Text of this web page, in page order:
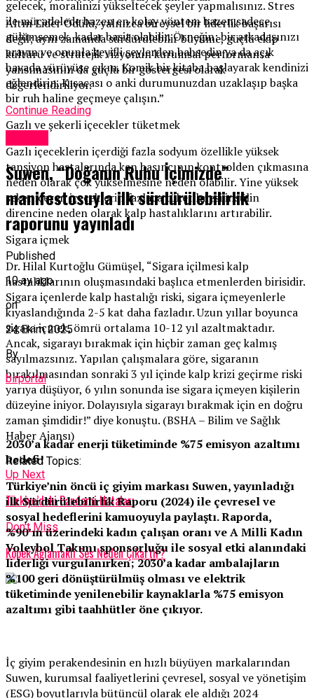
gelecek, moralinizi yükseltecek şeyler yapmalısınız. Stres
ile mücadelede bazen en kolay yöntem bazen sadece
gülümsemek kadar basit olabilir. Örneğin; bir arkadaşınızı
arayın ve onunla keyifli şeylerden bahsedin ya da açık
havada yürüyüşe çıkın. Komik bir kitaba başlayarak kendinizi
eğlendirin. Kısacası o anki durumunuzdan uzaklaşıp başka
bir ruh haline geçmeye çalışın.”
Gazlı ve şekerli içecekler tüketmek
Gazlı içeceklerin içerdiği fazla sodyum özellikle yüksek
tansiyon hastalarında kan basıncının kontrolden çıkmasına
neden olarak çok yükselmesine neden olabilir. Yine yüksek
şeker içeren içeceklerin fazlaca tüketilmesi insülin
direncine neden olarak kalp hastalıklarını artırabilir.
Sigara içmek
Dr. Hilal Kurtoğlu Gümüşel, “Sigara içilmesi kalp
hastalıklarının oluşmasındaki başlıca etmenlerden birisidir.
Sigara içenlerde kalp hastalığı riski, sigara içmeyenlerle
kıyaslandığında 2-5 kat daha fazladır. Uzun yıllar boyunca
sigara içmek, ömrü ortalama 10-12 yıl azaltmaktadır.
Ancak, sigarayı bırakmak için hiçbir zaman geç kalmış
sayılmazsınız. Yapılan çalışmalara göre, sigaranın
bırakılmasından sonraki 3 yıl içinde kalp krizi geçirme riski
yarıya düşüyor, 6 yılın sonunda ise sigara içmeyen kişilerin
düzeyine iniyor. Dolayısıyla sigarayı bırakmak için en doğru
zaman şimdidir!” diye konuştu. (BSHA – Bilim ve Sağlık
Haber Ajansı)
Related Topics:
Up Next
Türkiye’deki Pandemi Hataları
Don't Miss
Köpek Ağlamaklı Ses Neden Çıkartır?
Altın Lider Ödülü, yalnızca bireysel bir liderlik başarısı
değil; aynı zamanda sürdürülebilir büyüme, güçlü ekip
kültürü ve stratejik vizyonun kurumsal performansa
yansımasının da güçlü bir göstergesi olarak
değerlendiriliyor.
Continue Reading
Suwen, “Doğanın Ruhu İçimizde”
manifestosuyla ilk sürdürülebilirlik
raporunu yayınladı
Published
10 ay ago
on
24 Ekim 2025
By
birportal
2030’a kadar enerji tüketiminde %75 emisyon azaltımı
hedefi!
Türkiye’nin öncü iç giyim markası Suwen, yayınladığı
ilk Sürdürülebilirlik Raporu (2024) ile çevresel ve
sosyal hedeflerini kamuoyuyla paylaştı. Raporda,
%90’ın üzerindeki kadın çalışan oranı ve A Milli Kadın
Voleybol Takımı sponsorluğu ile sosyal etki alanındaki
liderliği vurgulanırken; 2030’a kadar ambalajların
%100 geri dönüştürülmüş olması ve elektrik
tüketiminde yenilenebilir kaynaklarla %75 emisyon
azaltımı gibi taahhütler öne çıkıyor.
İç giyim perakendesinin en hızlı büyüyen markalarından
Suwen, kurumsal faaliyetlerini çevresel, sosyal ve yönetişim
(ESG) boyutlarıyla bütüncül olarak ele aldığı 2024